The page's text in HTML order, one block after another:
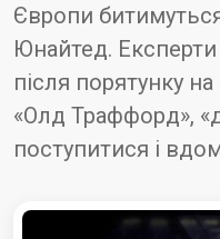
Європи
Юнайтед.
після порятунку
«Олд Траффорд»,
поступитися і